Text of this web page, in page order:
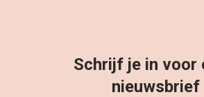
Schrijf je in voor
nieuwsbrief